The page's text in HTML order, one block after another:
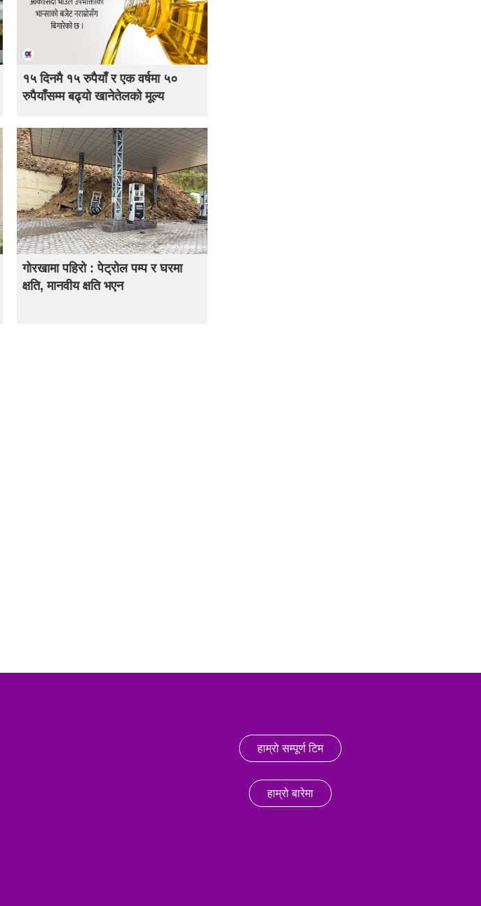
१५ दिनमै १५ रुपैयाँ र एक वर्षमा ५०
रुपैयाँसम्म बढ्यो खानेतेलको मूल्य
गोरखामा पहिरो : पेट्रोल पम्प र घरमा
क्षति, मानवीय क्षति भएन
हाम्रो सम्पूर्ण टिम
हाम्रो बारेमा